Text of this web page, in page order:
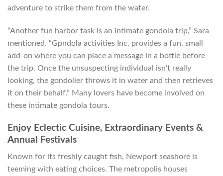
adventure to strike them from the water.
“Another fun harbor task is an intimate gondola trip,” Sara
mentioned. “Gpndola activities Inc. provides a fun, small
add-on where you can place a message in a bottle before
the trip. Once the unsuspecting individual isn’t really
looking, the gondolier throws it in water and then retrieves
it on their behalf.” Many lovers have become involved on
these intimate gondola tours.
Enjoy Eclectic Cuisine, Extraordinary Events &
Annual Festivals
Known for its freshly caught fish, Newport seashore is
teeming with eating choices. The metropolis houses